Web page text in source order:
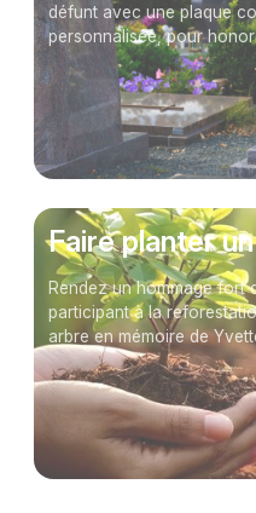
défunt avec une plaque
personnalisée, pour
Faire planter
Rendez un hommage fort
participant à la
arbre en mémoire de